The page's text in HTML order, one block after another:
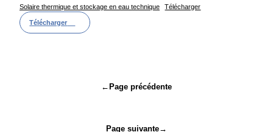
Solaire thermique et stockage en eau technique Télécharger
Télécharger
← Page précédente
Page suivante→